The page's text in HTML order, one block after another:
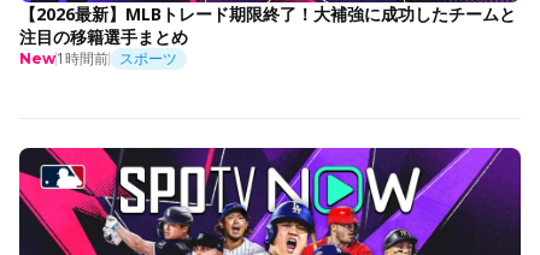
【2026最新】MLBトレード期限終了！大補強に成功したチームと
注目の移籍選手まとめ
New1時間前 スポーツ